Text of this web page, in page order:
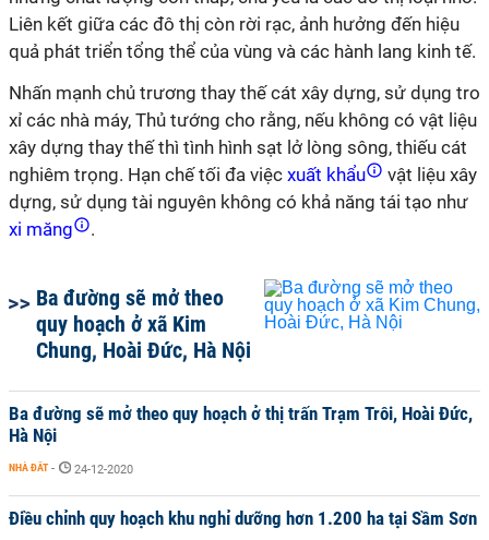
Liên kết giữa các đô thị còn rời rạc, ảnh hưởng đến hiệu
quả phát triển tổng thể của vùng và các hành lang kinh tế.
Nhấn mạnh chủ trương thay thế cát xây dựng, sử dụng tro
xỉ các nhà máy, Thủ tướng cho rằng, nếu không có vật liệu
xây dựng thay thế thì tình hình sạt lở lòng sông, thiếu cát
nghiêm trọng. Hạn chế tối đa việc xuất khẩu
vật liệu xây
dựng, sử dụng tài nguyên không có khả năng tái tạo như
xi măng
.
Ba đường sẽ mở theo
quy hoạch ở xã Kim
Chung, Hoài Đức, Hà Nội
Ba đường sẽ mở theo quy hoạch ở thị trấn Trạm Trôi, Hoài Đức,
Hà Nội
NHÀ ĐẤT - 24-12-2020
Điều chỉnh quy hoạch khu nghỉ dưỡng hơn 1.200 ha tại Sầm Sơn